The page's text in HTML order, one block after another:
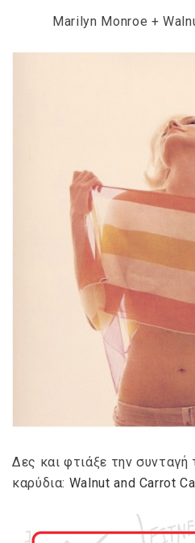
Marilyn Monroe +
Δες και φτιάξε την συνταγή
καρύδια: Walnut and Carrot